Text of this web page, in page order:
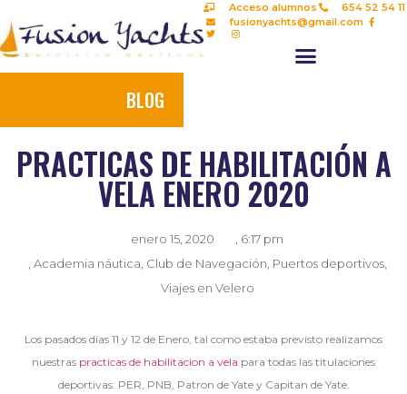
Acceso alumnos
654 52 54 11
fusionyachts@gmail.com
BLOG
PRACTICAS DE HABILITACIÓN A
VELA ENERO 2020
enero 15, 2020
6:17 pm
Academia náutica Club de Navegación Puertos deportivos,
Viajes en Velero
Los pasados dias 11 y 12 de Enero, tal como estaba previsto realizamos
nuestras practicas de habilitacion a vela para todas las titulaciones
deportivas: PER, PNB, Patron de Yate y Capitan de Yate.